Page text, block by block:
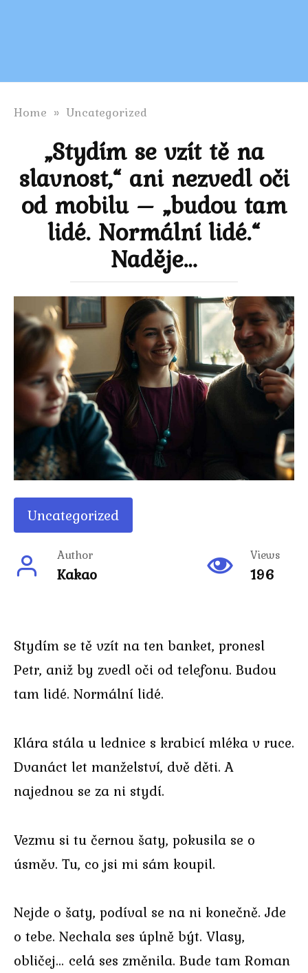
Home » Uncategorized
„Stydím se vzít tě na
slavnost,“ ani nezvedl oči
od mobilu – „budou tam
lidé. Normální lidé.“
Naděje…
Uncategorized
Author
Kakao
Views
196
Stydím se tě vzít na ten banket, pronesl
Petr, aniž by zvedl oči od telefonu. Budou
tam lidé. Normální lidé.
Klára stála u lednice s krabicí mléka v ruce.
Dvanáct let manželství, dvě děti. A
najednou se za ni stydí.
Vezmu si tu černou šaty, pokusila se o
úsměv. Tu, co jsi mi sám koupil.
Nejde o šaty, podíval se na ni konečně. Jde
o tebe. Nechala ses úplně být. Vlasy,
obličej… celá ses změnila. Bude tam Roman